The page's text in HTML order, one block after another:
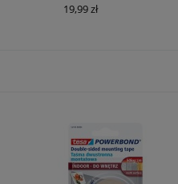
19,99 zł